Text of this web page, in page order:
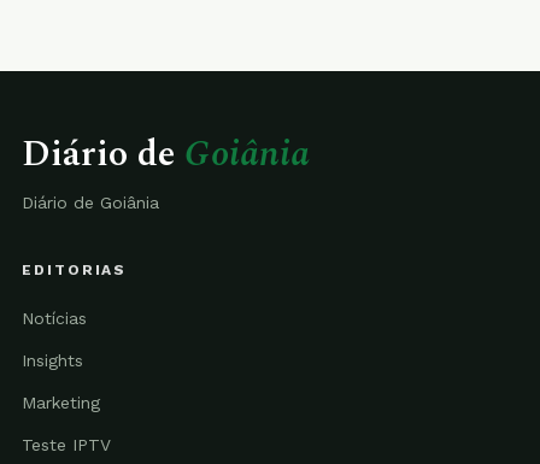
Diário de Goiânia
Diário de Goiânia
EDITORIAS
Notícias
Insights
Marketing
Teste IPTV